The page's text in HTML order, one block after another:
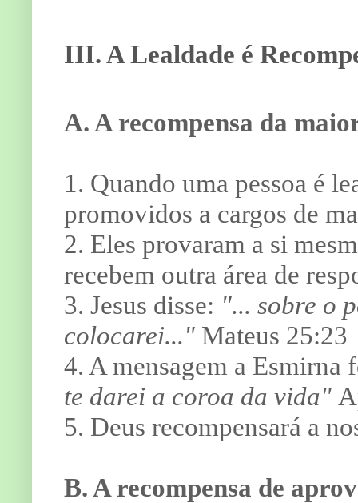
III. A Lealdade é
A. A recompensa da
1. Quando uma pessoa é
promovidos a cargos de
2. Eles provaram a si
recebem outra área de
3. Jesus disse: "... sobre o
colocarei..." Mateus 25:23
4. A mensagem a Esmirna
te darei a coroa da vida"
5. Deus recompensará a
B. A recompensa de